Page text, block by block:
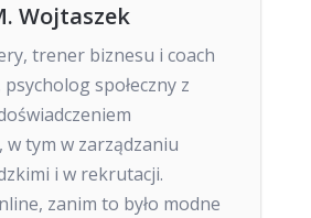
Wojtaszek
trener biznesu i coach
społeczny z
w tym w zarządzaniu
i w rekrutacji.
zanim to było modne